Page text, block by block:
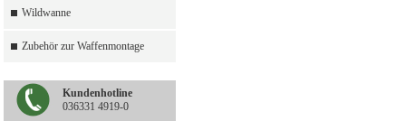
Wildwanne
Zubehör zur Waffenmontage
Kundenhotline
036331 4919-0